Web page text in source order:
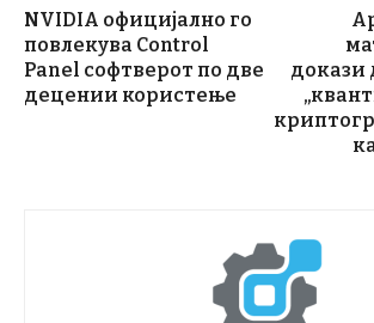
NVIDIA официјално го
повлекува Control
Panel софтверот по две
децении користење
докази